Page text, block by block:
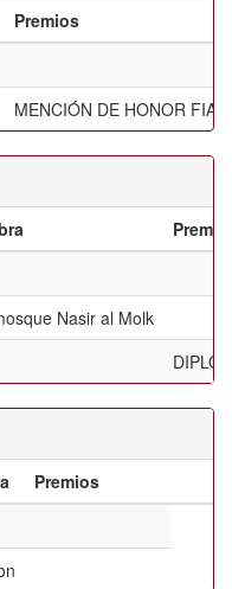
Premios
MENCIÓN DE HONOR FIAP
Nasir al Molk
Premios